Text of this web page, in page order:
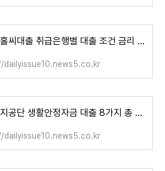
새희망홀씨대출 취급은행별 대출 조건 금리 한도 신청방법 정보 TOP10
dailyissue10.news5.co.kr
근로복지공단 생활안정자금 대출 8가지 총 정리
dailyissue10.news5.co.kr